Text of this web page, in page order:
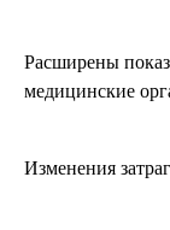
Расширены
медицинские
Изменения